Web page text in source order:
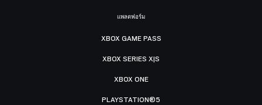
แพลตฟอร์ม
XBOX GAME PASS
XBOX SERIES X|S
XBOX ONE
PLAYSTATION®5